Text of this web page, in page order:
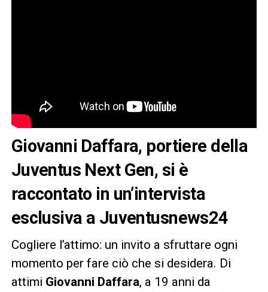
Giovanni Daffara, portiere della
Juventus Next Gen, si è
raccontato in un’intervista
esclusiva a Juventusnews24
Cogliere l’attimo: un invito a sfruttare ogni
momento per fare ciò che si desidera. Di
attimi Giovanni Daffara, a 19 anni da